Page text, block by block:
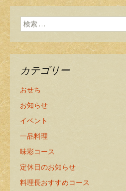
ン
検索:
カテゴリー
おせち
お知らせ
イベント
一品料理
味彩コース
定休日のお知らせ
料理長おすすめコース